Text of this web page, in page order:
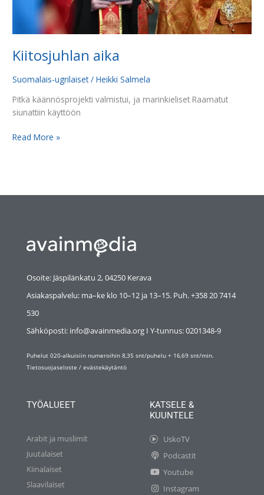
Kiitosjuhlan aika
Suomalais-ugrilaiset/Heikki Salmela
Pitkä käännösprojekti valmistui, ja marinkieliset Raamatut
siunattiin käyttöön
Read More »
Osoite: Jäspilänkatu 2, 04250 Kerava
Asiakaspalvelu: ma–ke klo 10–12 ja 13–15. Puh. +358 20 7414
530
Sähköposti: info@avainmedia.org I Y-tunnus:0201348-9
Puhelut 020-alkuisiin numeroihin 8,35 snt/puhelu + 16,69 snt/min.
Tietosuojaseloste / evästekäytäntö
TYÖALUEET
Arabit ja muslimit
Juutalaiset
Kiinalaiset
Slaavilaiset
KATSELE &
KUUNTELE
UskoTV
Podcastit
Youtube
Instagram